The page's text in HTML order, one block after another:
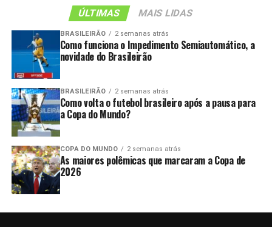
ÚLTIMAS MAIS LIDAS
BRASILEIRÃO 2 semanas atrás
Como funciona o Impedimento Semiautomático, a
novidade do Brasileirão
BRASILEIRÃO 2 semanas atrás
Como volta o futebol brasileiro após a pausa para
a Copa do Mundo?
COPA DO MUNDO 2 semanas atrás
As maiores polêmicas que marcaram a Copa de
2026